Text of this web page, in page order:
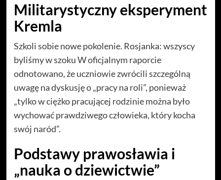
Militarystyczny eksperyment
Kremla
Szkoli sobie nowe pokolenie. Rosjanka: wszyscy
byliśmy w szoku W oficjalnym raporcie
odnotowano, że uczniowie zwrócili szczególną
uwagę na dyskusję o „pracy na roli”, ponieważ
„tylko w ciężko pracującej rodzinie można było
wychować prawdziwego człowieka, który kocha
swój naród”.
Podstawy prawosławia i
„nauka o dziewictwie”